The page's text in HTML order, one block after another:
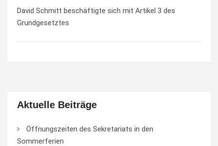
David Schmitt beschäftigte sich mit Artikel 3 des
Grundgesetztes
Aktuelle Beiträge
Öffnungszeiten des Sekretariats in den
Sommerferien